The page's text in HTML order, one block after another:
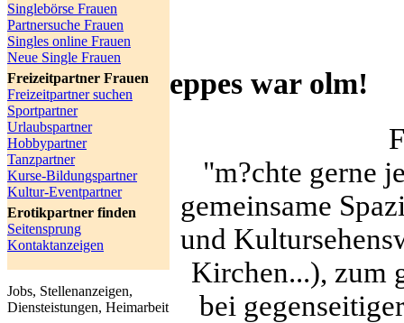
Singlebörse Frauen
Partnersuche Frauen
Singles online Frauen
Neue Single Frauen
Freizeitpartner Frauen
Freizeitpartner suchen
Sportpartner
Urlaubspartner
Hobbypartner
Tanzpartner
Kurse-Bildungspartner
Kultur-Eventpartner
Erotikpartner finden
Seitensprung
Kontaktanzeigen
Jobs, Stellenanzeigen,
Diensteistungen, Heimarbeit
eppes war olm!
"m?chte gerne
gemeinsame
und
Kirchen...), zum
bei